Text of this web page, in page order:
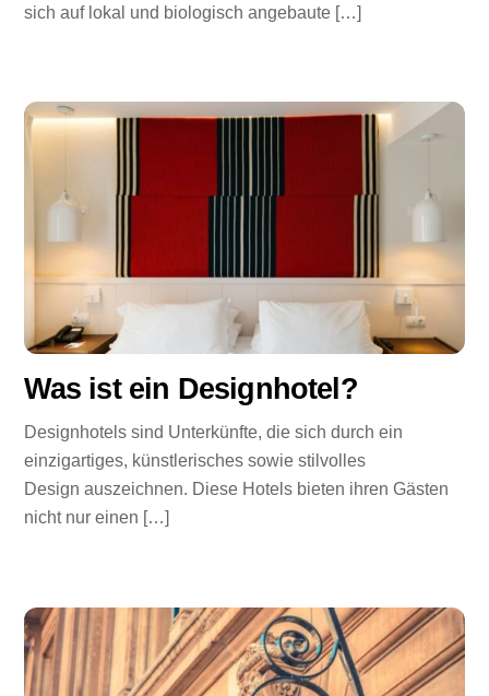
sich auf lokal und biologisch angebaute […]
Was ist ein Designhotel?
Designhotels sind Unterkünfte, die sich durch ein
einzigartiges, künstlerisches sowie stilvolles
Design auszeichnen. Diese Hotels bieten ihren Gästen
nicht nur einen […]